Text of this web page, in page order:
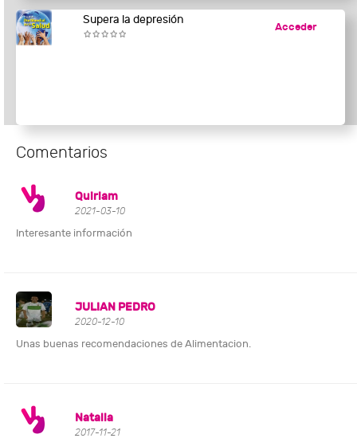
Supera la depresión
Acceder
Comentarios
Quiriam
2021-03-10
Interesante información
JULIAN PEDRO
2020-12-10
Unas buenas recomendaciones de Alimentacion.
Natalia
2017-11-21